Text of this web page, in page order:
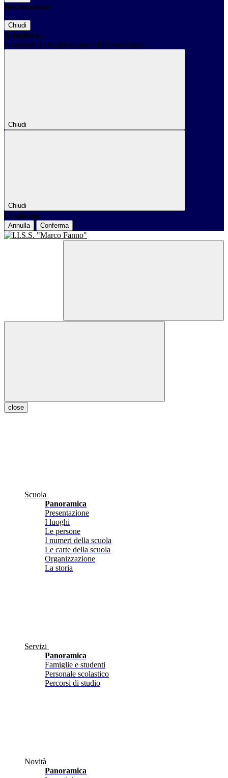
Informazione
Chiudi
Attendere...
Attendere il completamento dell'operazione...
Chiudi
Chiudi
Conferma
Annulla Conferma
close
Scuola
Panoramica
Presentazione
I luoghi
Le persone
I numeri della scuola
Le carte della scuola
Organizzazione
La storia
Servizi
Panoramica
Famiglie e studenti
Personale scolastico
Percorsi di studio
Novità
Panoramica